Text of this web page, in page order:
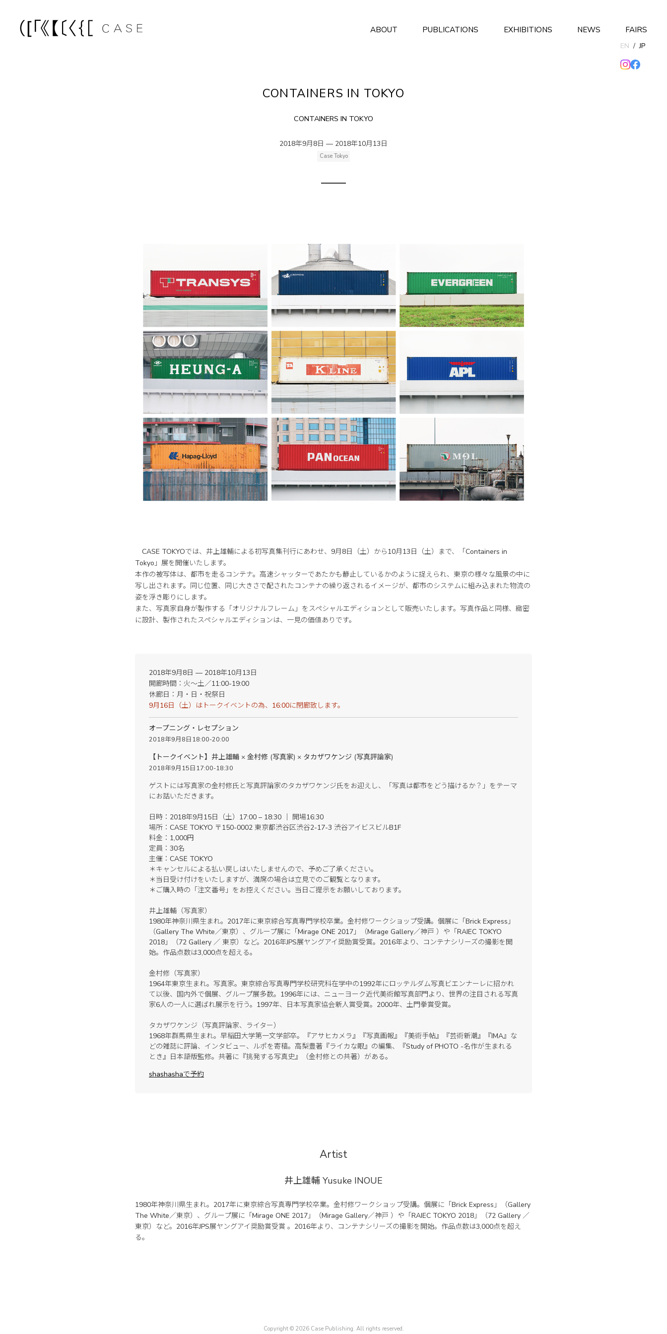
ABOUT PUBLICATIONS EXHIBITIONS NEWS FAIRS
EN / JP
CONTAINERS IN TOKYO
CONTAINERS IN TOKYO
2018年9月8日 — 2018年10月13日
Case Tokyo
CASE TOKYOでは、井上雄輔による初写真集刊行にあわせ、9月8日（土）から10月13日（土）まで、「Containers in
Tokyo」展を開催いたします。
本作の被写体は、都市を走るコンテナ。高速シャッターであたかも静止しているかのように捉えられ、東京の様々な風景の中に
写し出されます。同じ位置、同じ大きさで配されたコンテナの繰り返されるイメージが、都市のシステムに組み込まれた物流の
姿を浮き彫りにします。
また、写真家自身が製作する「オリジナルフレーム」をスペシャルエディションとして販売いたします。写真作品と同様、緻密
に設計、製作されたスペシャルエディションは、一見の価値ありです。
2018年9月8日 — 2018年10月13日
開廊時間：火〜土／11:00-19:00
休廊日：月・日・祝祭日
9月16日（土）はトークイベントの為、16:00に閉廊致します。
オープニング・レセプション
2018年9月8日18:00-20:00
【トークイベント】井上雄輔 × 金村修 (写真家) × タカザワケンジ (写真評論家)
2018年9月15日17:00-18:30
ゲストには写真家の金村修氏と写真評論家のタカザワケンジ氏をお迎えし、「写真は都市をどう描けるか？」をテーマ
にお話いただきます。
日時：2018年9月15日（土）17:00 – 18:30 ｜ 開場16:30
場所：CASE TOKYO 〒150-0002 東京都渋谷区渋谷2-17-3 渋谷アイビスビルB1F
料金：1,000円
定員：30名
主催：CASE TOKYO
＊キャンセルによる払い戻しはいたしませんので、予めご了承ください。
＊当日受け付けをいたしますが、満席の場合は立見でのご観覧となります。
＊ご購入時の「注文番号」をお控えください。当日ご提示をお願いしております。
井上雄輔（写真家）
1980年神奈川県生まれ。2017年に東京綜合写真専門学校卒業。金村修ワークショップ受講。個展に「Brick Express」
（Gallery The White／東京）、グループ展に「Mirage ONE 2017」（Mirage Gallery／神戸 ）や「RAIEC TOKYO
2018」（72 Gallery ／ 東京）など。2016年JPS展ヤングアイ奨励賞受賞。2016年より、コンテナシリーズの撮影を開
始。作品点数は3,000点を超える。
金村修（写真家）
1964年東京生まれ。写真家。東京綜合写真専門学校研究科在学中の1992年にロッテルダム写真ビエンナーレに招かれ
て以後、国内外で個展、グループ展多数。1996年には、ニューヨーク近代美術館写真部門より、世界の注目される写真
家6人の一人に選ばれ展示を行う。1997年、日本写真家協会新人賞受賞。2000年、土門拳賞受賞。
タカザワケンジ（写真評論家、ライター）
1968年群馬県生まれ。早稲田大学第一文学部卒。『アサヒカメラ』『写真画報』『美術手帖』『芸術新潮』『IMA』な
どの雑誌に評論、インタビュー、ルポを寄稿。高梨豊著『ライカな眼』の編集、『Study of PHOTO -名作が生まれる
とき』日本語版監修。共著に『挑発する写真史』（金村修との共著）がある。
shashashaで予約
Artist
井上雄輔 Yusuke INOUE
1980年神奈川県生まれ。2017年に東京綜合写真専門学校卒業。金村修ワークショップ受講。個展に「Brick Express」（Gallery
The White／東京）、グループ展に「Mirage ONE 2017」（Mirage Gallery／神戸 ）や「RAIEC TOKYO 2018」（72 Gallery ／
東京）など。2016年JPS展ヤングアイ奨励賞受賞 。2016年より、コンテナシリーズの撮影を開始。作品点数は3,000点を超え
る。
Copyright © 2026 Case Publishing. All rights reserved.